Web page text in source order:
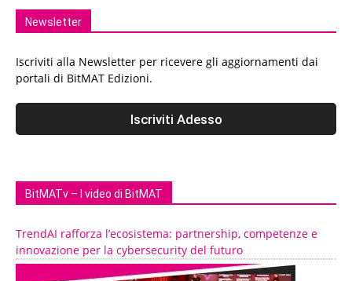
Newsletter
Iscriviti alla Newsletter per ricevere gli aggiornamenti dai
portali di BitMAT Edizioni.
BitMATv – I video di BitMAT
TrendAI rafforza l’ecosistema: partnership, competenze e
innovazione per la cybersecurity del futuro